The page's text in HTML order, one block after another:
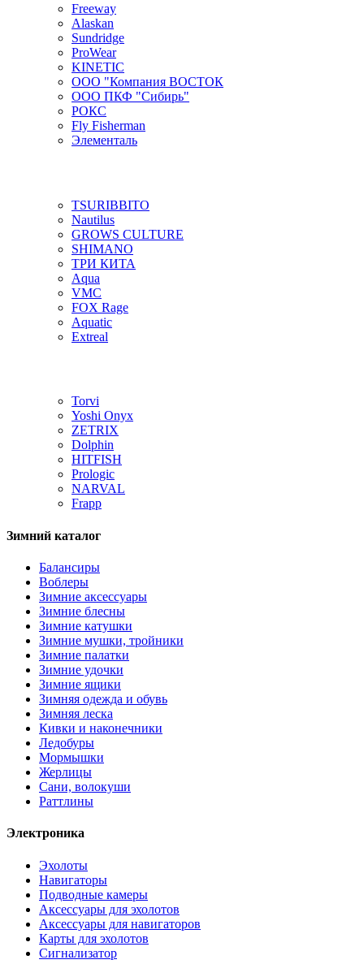
Freeway
Alaskan
Sundridge
ProWear
KINETIC
ООО "Компания ВОСТОК
ООО ПКФ "Сибирь"
РОКС
Fly Fisherman
Элементаль
TSURIBBITO
Nautilus
GROWS CULTURE
SHIMANO
ТРИ КИТА
Aqua
VMC
FOX Rage
Aquatic
Extreal
Torvi
Yoshi Onyx
ZETRIX
Dolphin
HITFISH
Prologic
NARVAL
Frapp
Зимний каталог
Балансиры
Воблеры
Зимние аксессуары
Зимние блесны
Зимние катушки
Зимние мушки, тройники
Зимние палатки
Зимние удочки
Зимние ящики
Зимняя одежда и обувь
Зимняя леска
Кивки и наконечники
Ледобуры
Мормышки
Жерлицы
Сани, волокуши
Раттлины
Электроника
Эхолоты
Навигаторы
Подводные камеры
Аксессуары для эхолотов
Аксессуары для навигаторов
Карты для эхолотов
Сигнализатор